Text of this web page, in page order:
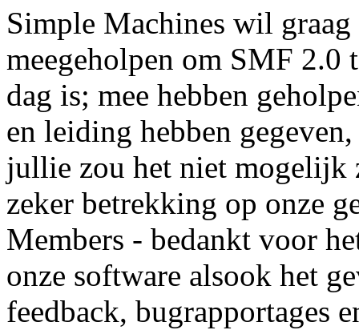
Simple Machines wil graag
meegeholpen om SMF 2.0
dag is; mee hebben
en leiding hebben
jullie zou het niet mogelijk
zeker betrekking op onze
Members - bedankt voor
onze software alsook het
feedback, bugrapportages